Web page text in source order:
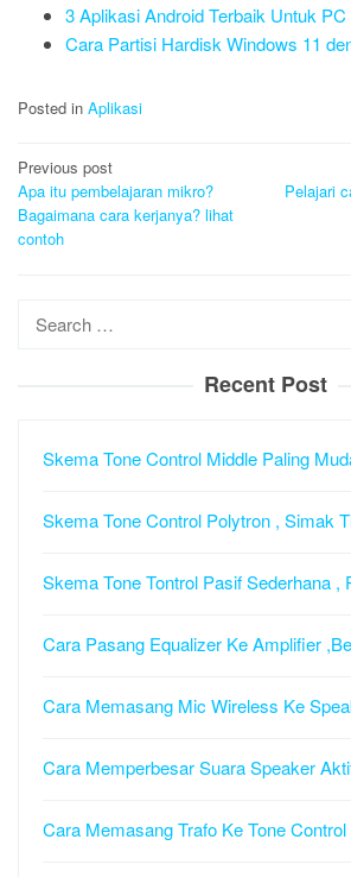
3 Aplikasi Android Terbaik Untuk PC
Cara Partisi Hardisk Windows 11
Posted in Aplikasi
Post
navigation
Previous post
Apa itu pembelajaran mikro?
Bagaimana cara kerjanya? lihat
contoh
Pelajari
Search
Recent Post
Skema Tone Control Middle Paling
Skema Tone Control Polytron , Simak
Skema Tone Tontrol Pasif Sederhana
Cara Pasang Equalizer Ke Amplifier
Cara Memasang Mic Wireless Ke
Cara Memperbesar Suara Speaker
Cara Memasang Trafo Ke Tone